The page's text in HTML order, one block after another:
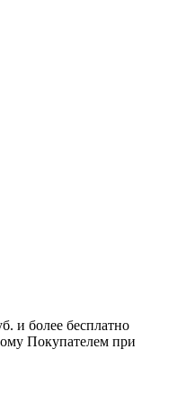
и более бесплатно
Покупателем при